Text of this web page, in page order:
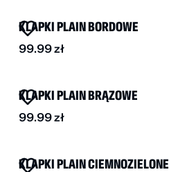
KLAPKI PLAIN BORDOWE
99.99zł
KLAPKI PLAIN BRĄZOWE
99.99zł
KLAPKI PLAIN CIEMNOZIELONE